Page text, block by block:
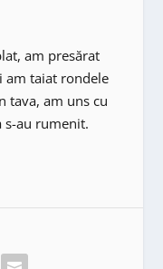
am presărat
am taiat rondele
tava, am uns cu
s-au rumenit.